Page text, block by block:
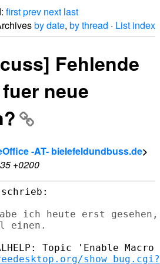
firstprev next last
by date, by thread · List index
Fehlende
neue
-AT- bielefeldundbuss.de>
+0200
ich heute erst
Topic 'Enable